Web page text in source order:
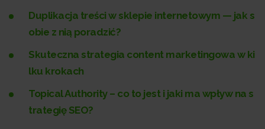
Duplikacja treści w sklepie internetowym — jak s
obie z nią poradzić?
Skuteczna strategia content marketingowa w ki
lku krokach
Topical Authority – co to jest i jaki ma wpływ na s
trategię SEO?